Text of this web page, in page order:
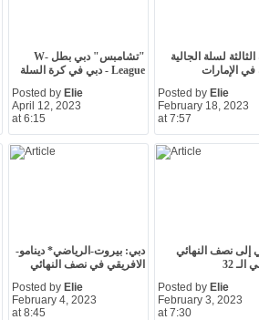
"تشامبس" دبي بطل W-
League - دبي في كرة السلة
Posted by Elie
April 12, 2023
at 6:15
لسلة الجالية
في الإمارات
Posted by Elie
February 18, 2023
at 7:57
دبي: بيروت-الرياضي* دينامو-
الافريقي في نصف النهائي
Posted by Elie
February 4, 2023
at 8:45
إلى نصف النهائي
32
Posted by Elie
February 3, 2023
at 7:30